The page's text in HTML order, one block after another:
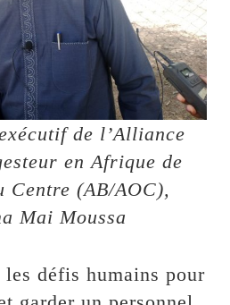
de l’Alliance
en Afrique de
Centre (AB/AOC),
Mai Moussa
défis humains pour